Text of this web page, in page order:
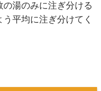
湯のみに注ぎ分ける
平均に注ぎ分けてく